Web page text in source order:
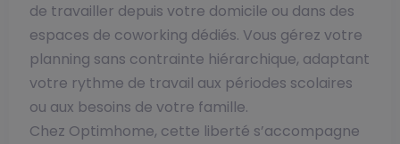
de travailler depuis votre domicile ou dans des
espaces de coworking dédiés. Vous gérez votre
planning sans contrainte hiérarchique, adaptant
votre rythme de travail aux périodes scolaires
ou aux besoins de votre famille.
Chez Optimhome, cette liberté s’accompagne